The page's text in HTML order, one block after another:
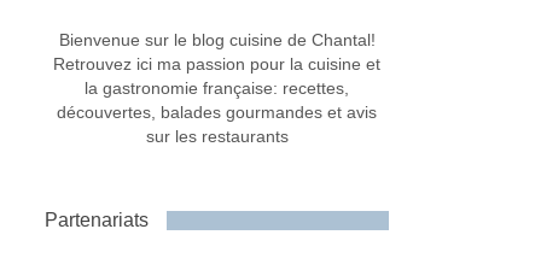
Bienvenue sur le blog cuisine de Chantal!
Retrouvez ici ma passion pour la cuisine et
la gastronomie française: recettes,
découvertes, balades gourmandes et avis
sur les restaurants
Partenariats